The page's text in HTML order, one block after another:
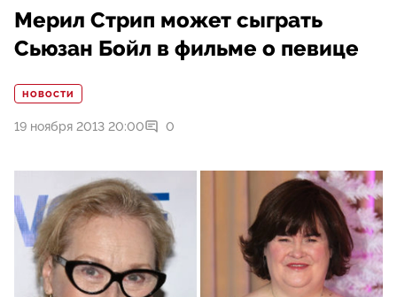
Мерил Стрип может сыграть
Сьюзан Бойл в фильме о певице
НОВОСТИ
19 ноября 2013 20:00 0